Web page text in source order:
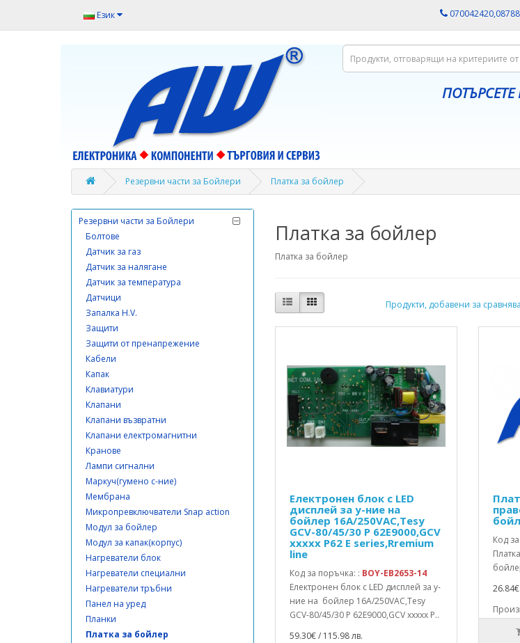
Език
Резервни части за Бойлери Платка за бойлер
Превключватели и бутони
Предпазители и защити
Разни услуги-такси
Резервни части за Автомати и кани
Резервни части за Аспиратори
Резервни части за Аудиотехника
Резервни части за Блендери и
пасатори
Резервни части за Бойлери
Болтове
Датчик за газ
Датчик за налягане
Датчик за температура
Датчици
Запалка H.V.
Защити
Защити от пренапрежение
Кабели
Капак
Клавиатури
Клапани
Клапани възвратни
Клапани електромагнитни
Кранове
Лампи сигнални
Маркуч(гумено с-ние)
Мембрана
Микропревключватели Snap action
Модул за бойлер
Модул за капак(корпус)
Нагреватели блок
Нагреватели специални
Нагреватели тръбни
Панел на уред
Планки
Платка за бойлер
Платка за бойлер
Платка за бойлер
Продукти, добавени за
Електронен блок с LED
дисплей за у-ние на
бойлер 16A/250VAC,Tesy
GCV-80/45/30 P 62E9000,GCV
xxxxx P62 E series,Rremium
line
Код за поръчка: : BOY-EB2653-14
Електронен блок с LED дисплей за у-
ние на бойлер 16A/250VAC,Tesy
GCV-80/45/30 P 62E9000,GCV xxxxx P..
59.30€ / 115.98 лв.
Код